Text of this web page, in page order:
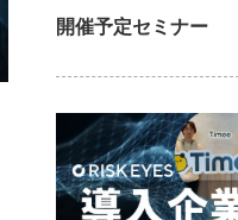
開催予定セミナー